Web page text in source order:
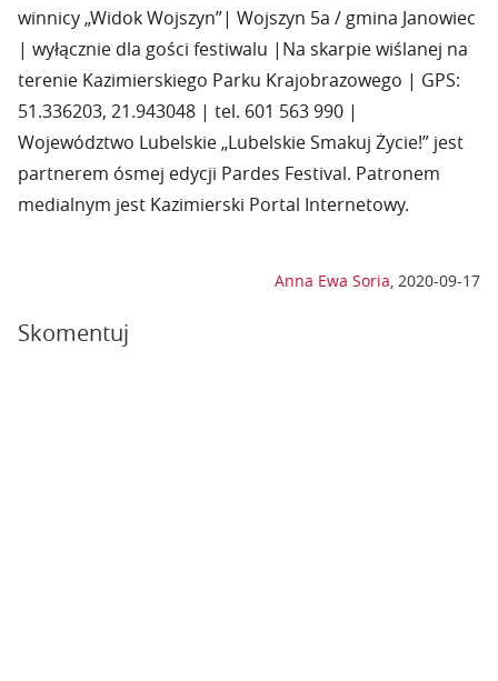
winnicy „Widok Wojszyn”| Wojszyn 5a / gmina Janowiec
| wyłącznie dla gości festiwalu |Na skarpie wiślanej na
terenie Kazimierskiego Parku Krajobrazowego | GPS:
51.336203, 21.943048 | tel. 601 563 990 |
Województwo Lubelskie „Lubelskie Smakuj Życie!” jest
partnerem ósmej edycji Pardes Festival. Patronem
medialnym jest Kazimierski Portal Internetowy.
Anna Ewa Soria, 2020-09-17
Skomentuj